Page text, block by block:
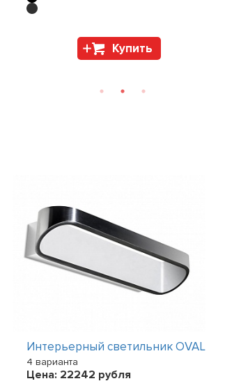
Купить
Интерьерный светильник OVAL
4 варианта
Цена: 22242 рубля